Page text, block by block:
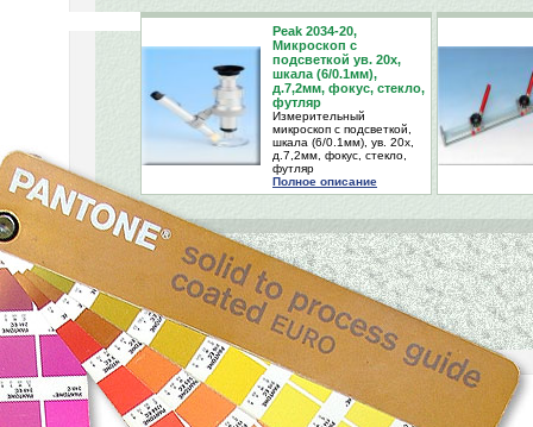
Peak 2034-20,
Микроскоп с
подсветкой ув. 20х,
шкала (6/0.1мм),
д.7,2мм, фокус, стекло,
футляр
Измерительный
микроскоп с подсветкой,
шкала (6/0.1мм), ув. 20х,
д.7,2мм, фокус, стекло,
футляр
Полное описание